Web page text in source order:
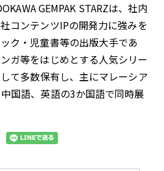
GEMPAK STARZは、社内
コンテンツIPの開発力に強みを
ク・児童書等の出版大手であ
ガ等をはじめとする人気シリー
て多数保有し、主にマレーシア
国語、英語の3か国語で同時展